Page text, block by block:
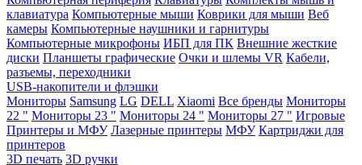
клавиатура Компьютерные мыши Коврики для мыши Веб
камеры Компьютерные наушники и гарнитуры
Компьютерные микрофоны ИБП для ПК Внешние жесткие
диски Планшеты графические Очки и шлемы VR Кабели,
разъемы, переходники
USB-накопители и флэшки
Мониторы Samsung LG DELL Xiaomi Все бренды Мониторы
22 " Мониторы 23 " Мониторы 24 " Мониторы 27 " Игровые
Принтеры и МФУ Лазерные принтеры МФУ Картриджи для
принтеров
3D печать 3D ручки